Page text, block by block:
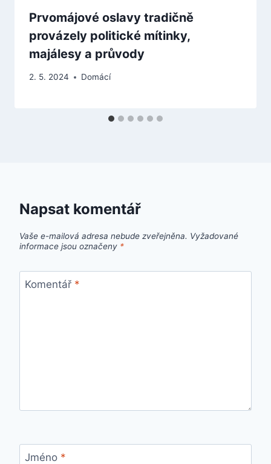
Prvomájové oslavy tradičně
provázely politické mítinky,
majálesy a průvody
2. 5. 2024 Domácí
Napsat komentář
Vaše e-mailová adresa nebude zveřejněna. Vyžadované
informace jsou označeny *
Komentář *
Jméno *